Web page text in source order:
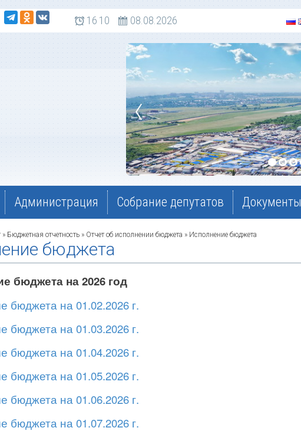
16 10 08.08.2026
Администрация Собрание депутатов Документы
» Бюджетная отчетность » Отчет об исполнении бюджета » Исполнение бюджета
бюджета
бюджета на 2026 год
бюджета на 01.02.2026 г.
бюджета на 01.03.2026 г.
бюджета на 01.04.2026 г.
бюджета на 01.05.2026 г.
бюджета на 01.06.2026 г.
бюджета на 01.07.2026 г.